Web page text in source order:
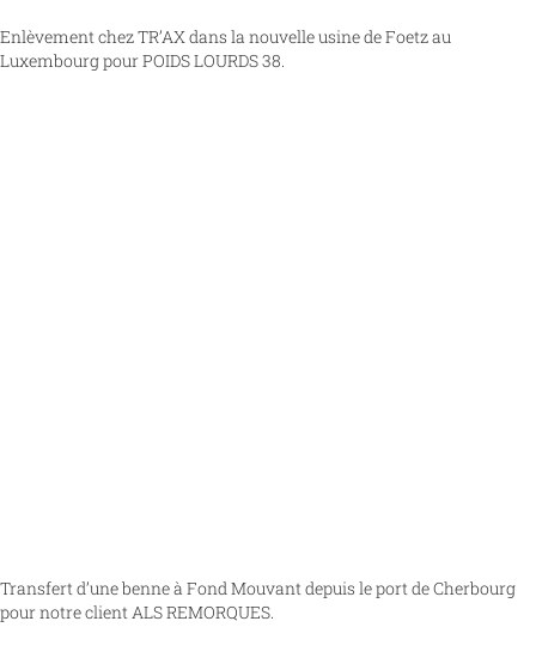
Enlèvement chez TR’AX dans la nouvelle usine de Foetz au
Luxembourg pour POIDS LOURDS 38.
Transfert d’une benne à Fond Mouvant depuis le port de Cherbourg
pour notre client ALS REMORQUES.